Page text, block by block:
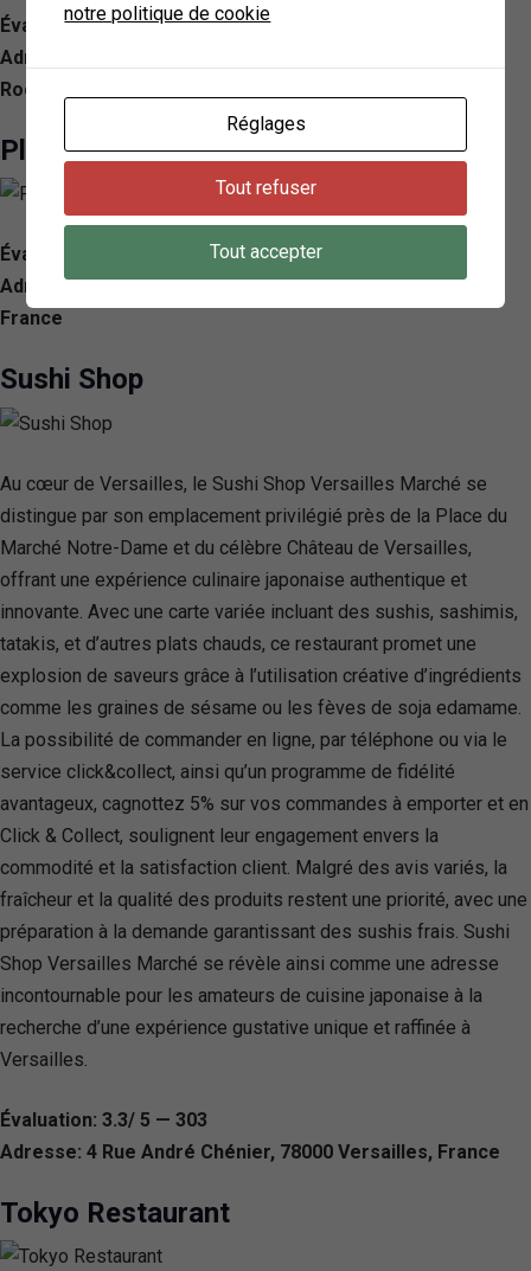
Évaluation: 4.6/ 5 — 429
Adresse: 18 Rte de Versailles, 78150 Le Chesnay-
Rocquencourt, France
Planet Sushi
Évaluation: 3.9/ 5 — 396
Adresse: 25 Rue du Maréchal Foch, 78000 Versailles,
France
Sushi Shop
Au cœur de Versailles, le Sushi Shop Versailles Marché se
distingue par son emplacement privilégié près de la Place du
Marché Notre-Dame et du célèbre Château de Versailles,
offrant une expérience culinaire japonaise authentique et
innovante. Avec une carte variée incluant des sushis, sashimis,
tatakis, et d’autres plats chauds, ce restaurant promet une
explosion de saveurs grâce à l’utilisation créative d’ingrédients
comme les graines de sésame ou les fèves de soja edamame.
La possibilité de commander en ligne, par téléphone ou via le
service click&collect, ainsi qu’un programme de fidélité
avantageux, cagnottez 5% sur vos commandes à emporter et en
Click & Collect, soulignent leur engagement envers la
commodité et la satisfaction client. Malgré des avis variés, la
fraîcheur et la qualité des produits restent une priorité, avec une
préparation à la demande garantissant des sushis frais. Sushi
Shop Versailles Marché se révèle ainsi comme une adresse
incontournable pour les amateurs de cuisine japonaise à la
recherche d’une expérience gustative unique et raffinée à
Versailles.
Évaluation: 3.3/ 5 — 303
Adresse: 4 Rue André Chénier, 78000 Versailles, France
Tokyo Restaurant
notre politique de cookie
Réglages
Tout refuser
Tout accepter